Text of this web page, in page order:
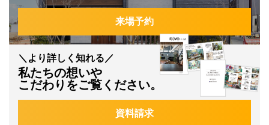
来場予約
＼より詳しく知れる／
私たちの想いや
こだわりをご覧ください。
資料請求